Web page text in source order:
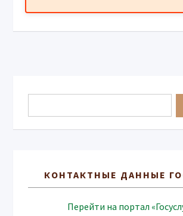
КОНТАКТНЫЕ ДАННЫЕ
Перейти на портал